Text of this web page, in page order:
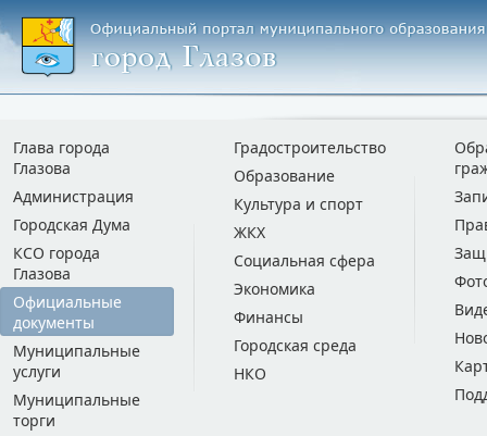
Глава города
Глазова
Администрация
Городская Дума
КСО города
Глазова
Официальные
документы
Муниципальные
услуги
Муниципальные
торги
Градостроительство
Образование
Культура и спорт
ЖКХ
Социальная сфера
Экономика
Финансы
Городская среда
НКО